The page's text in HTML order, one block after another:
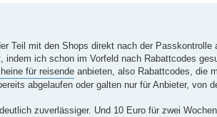
Teil mit den Shops direkt nach der Passkontrolle
ich schon im Vorfeld nach Rabattcodes
für reisende anbieten, also Rabattcodes, die
abgelaufen oder galten nur für Anbieter, von
zuverlässiger. Und 10 Euro für zwei